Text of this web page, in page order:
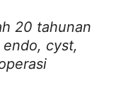
20 tahunan
cyst,